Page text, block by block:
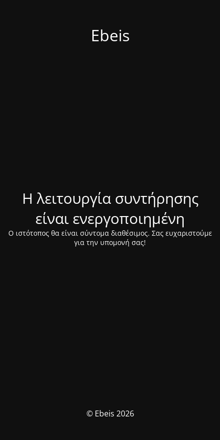
Ebeis
Η λειτουργία συντήρησης
είναι ενεργοποιημένη
Ο ιστότοπος θα είναι σύντομα διαθέσιμος. Σας ευχαριστούμε
για την υπομονή σας!
© Ebeis 2026